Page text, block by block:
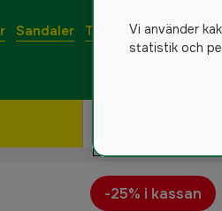
Sandaler Tofflor Strumpor
-25% i kassan
Vi använder
statistik och